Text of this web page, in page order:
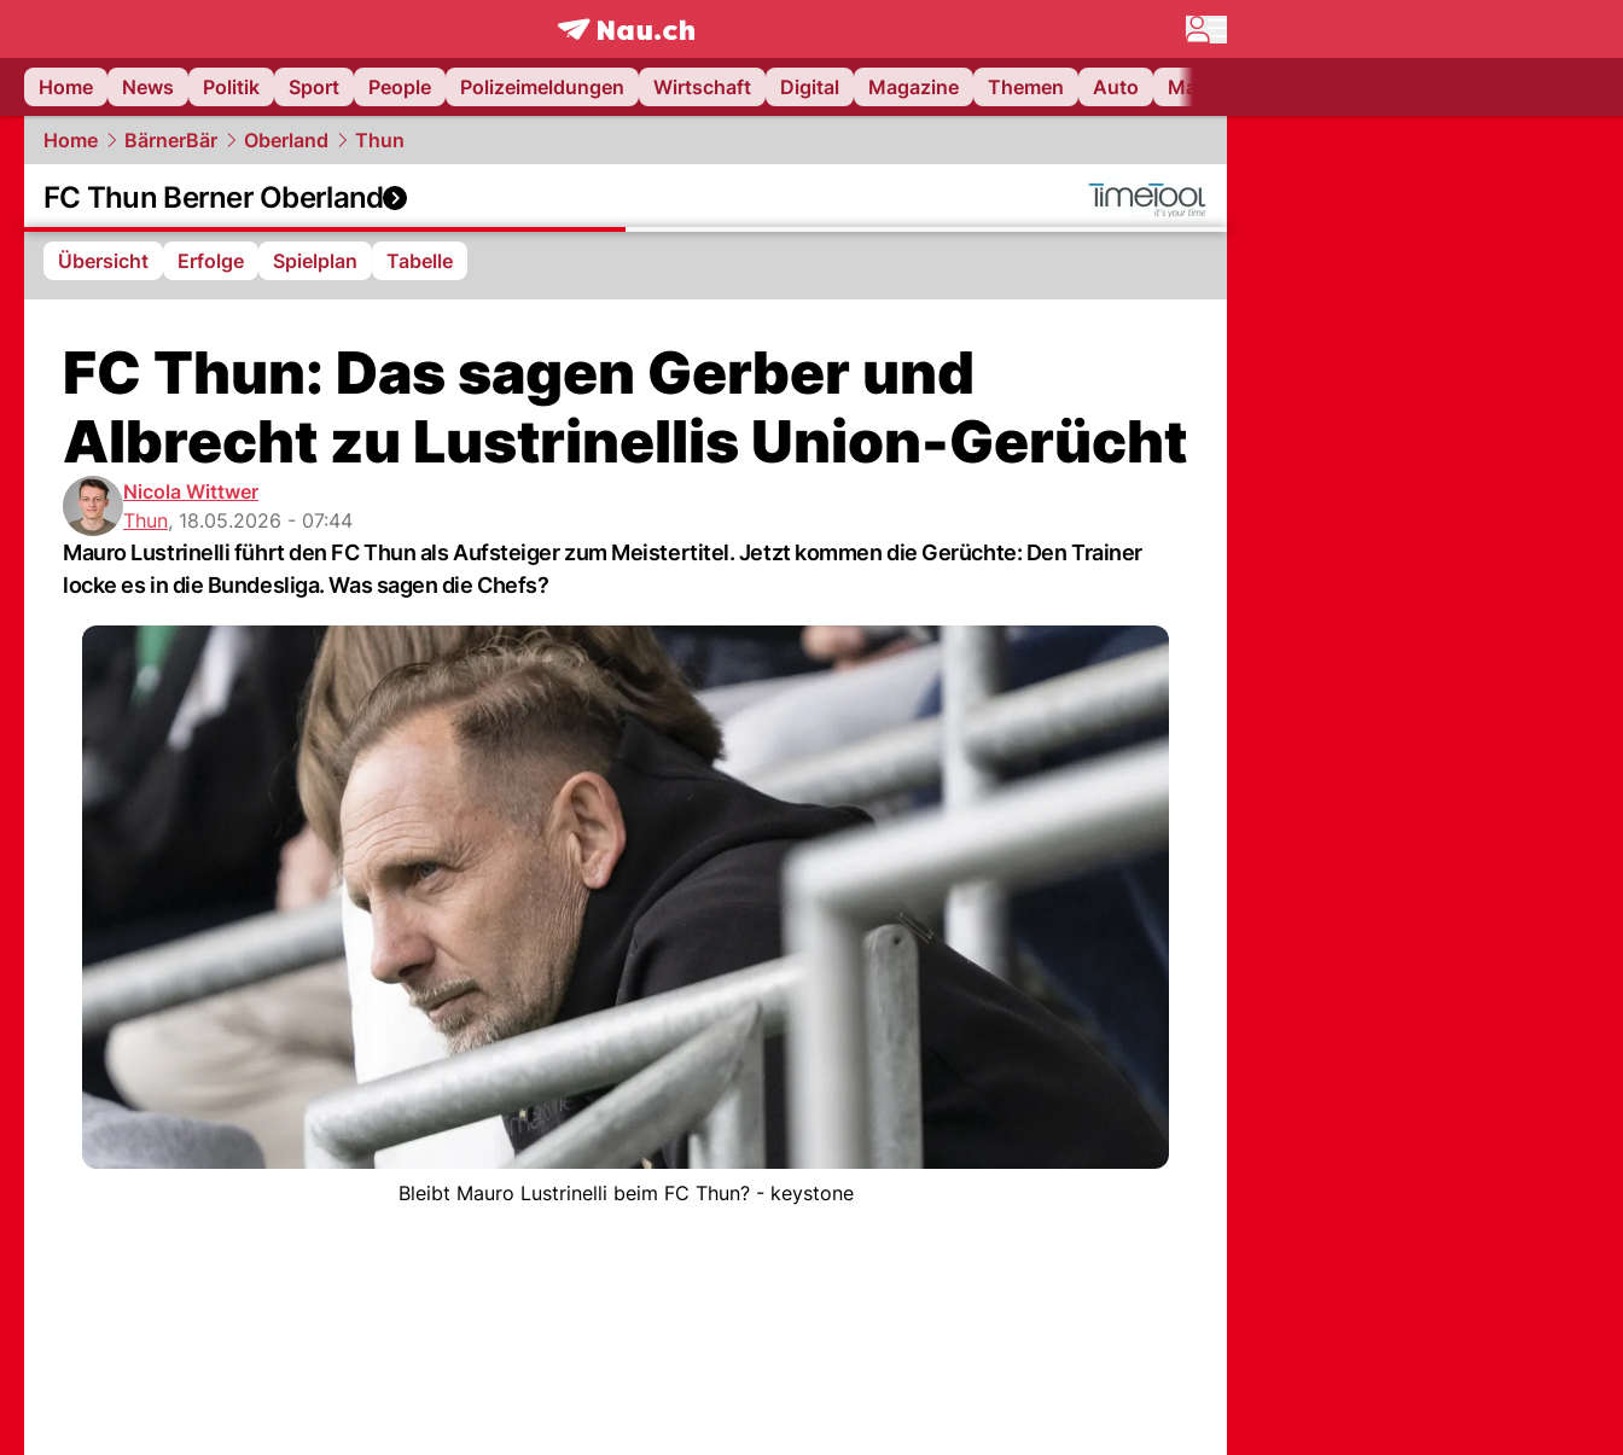
frontpage.NAU.ch
Home
News Politik Sport People Polizeimeldungen Wirtschaft Digital Magazine Themen Auto Matchcenter
Home BärnerBär Oberland Thun
FC Thun Berner Oberland
Übersicht Erfolge Spielplan Tabelle
FC Thun: Das sagen Gerber und
Albrecht zu Lustrinellis Union-Gerücht
Nicola Wittwer
Thun, 18.05.2026 - 07:44
Mauro Lustrinelli führt den FC Thun als Aufsteiger zum Meistertitel. Jetzt kommen die Gerüchte: Den Trainer
locke es in die Bundesliga. Was sagen die Chefs?
Bleibt Mauro Lustrinelli beim FC Thun? - keystone